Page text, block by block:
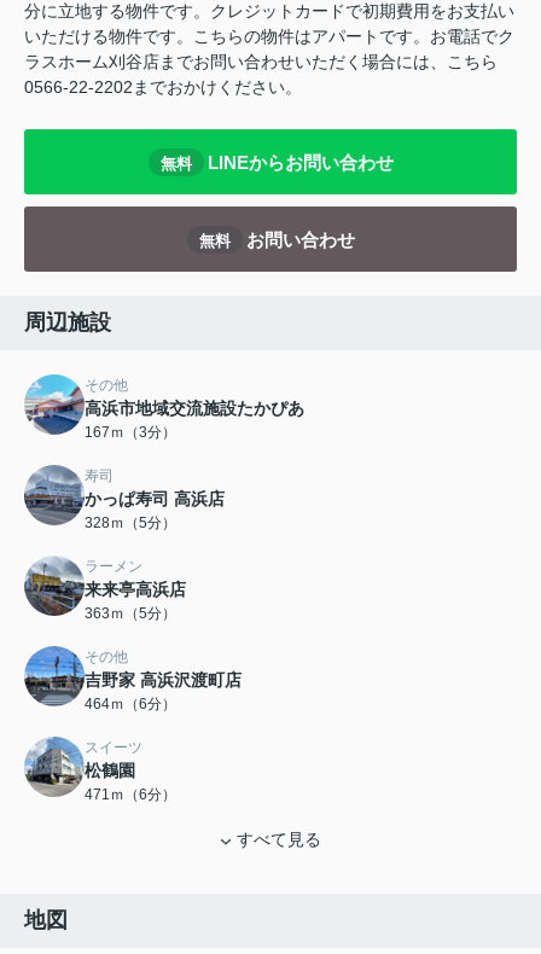
分に立地する物件です。クレジットカードで初期費用をお支払い
いただける物件です。こちらの物件はアパートです。お電話でク
ラスホーム刈谷店までお問い合わせいただく場合には、こちら
0566-22-2202までおかけください。
無料 LINEからお問い合わせ
無料 お問い合わせ
周辺施設
その他
高浜市地域交流施設たかぴあ
167ｍ（3分）
寿司
かっぱ寿司 高浜店
328ｍ（5分）
ラーメン
来来亭高浜店
363ｍ（5分）
その他
吉野家 高浜沢渡町店
464ｍ（6分）
スイーツ
松鶴園
471ｍ（6分）
すべて見る
地図